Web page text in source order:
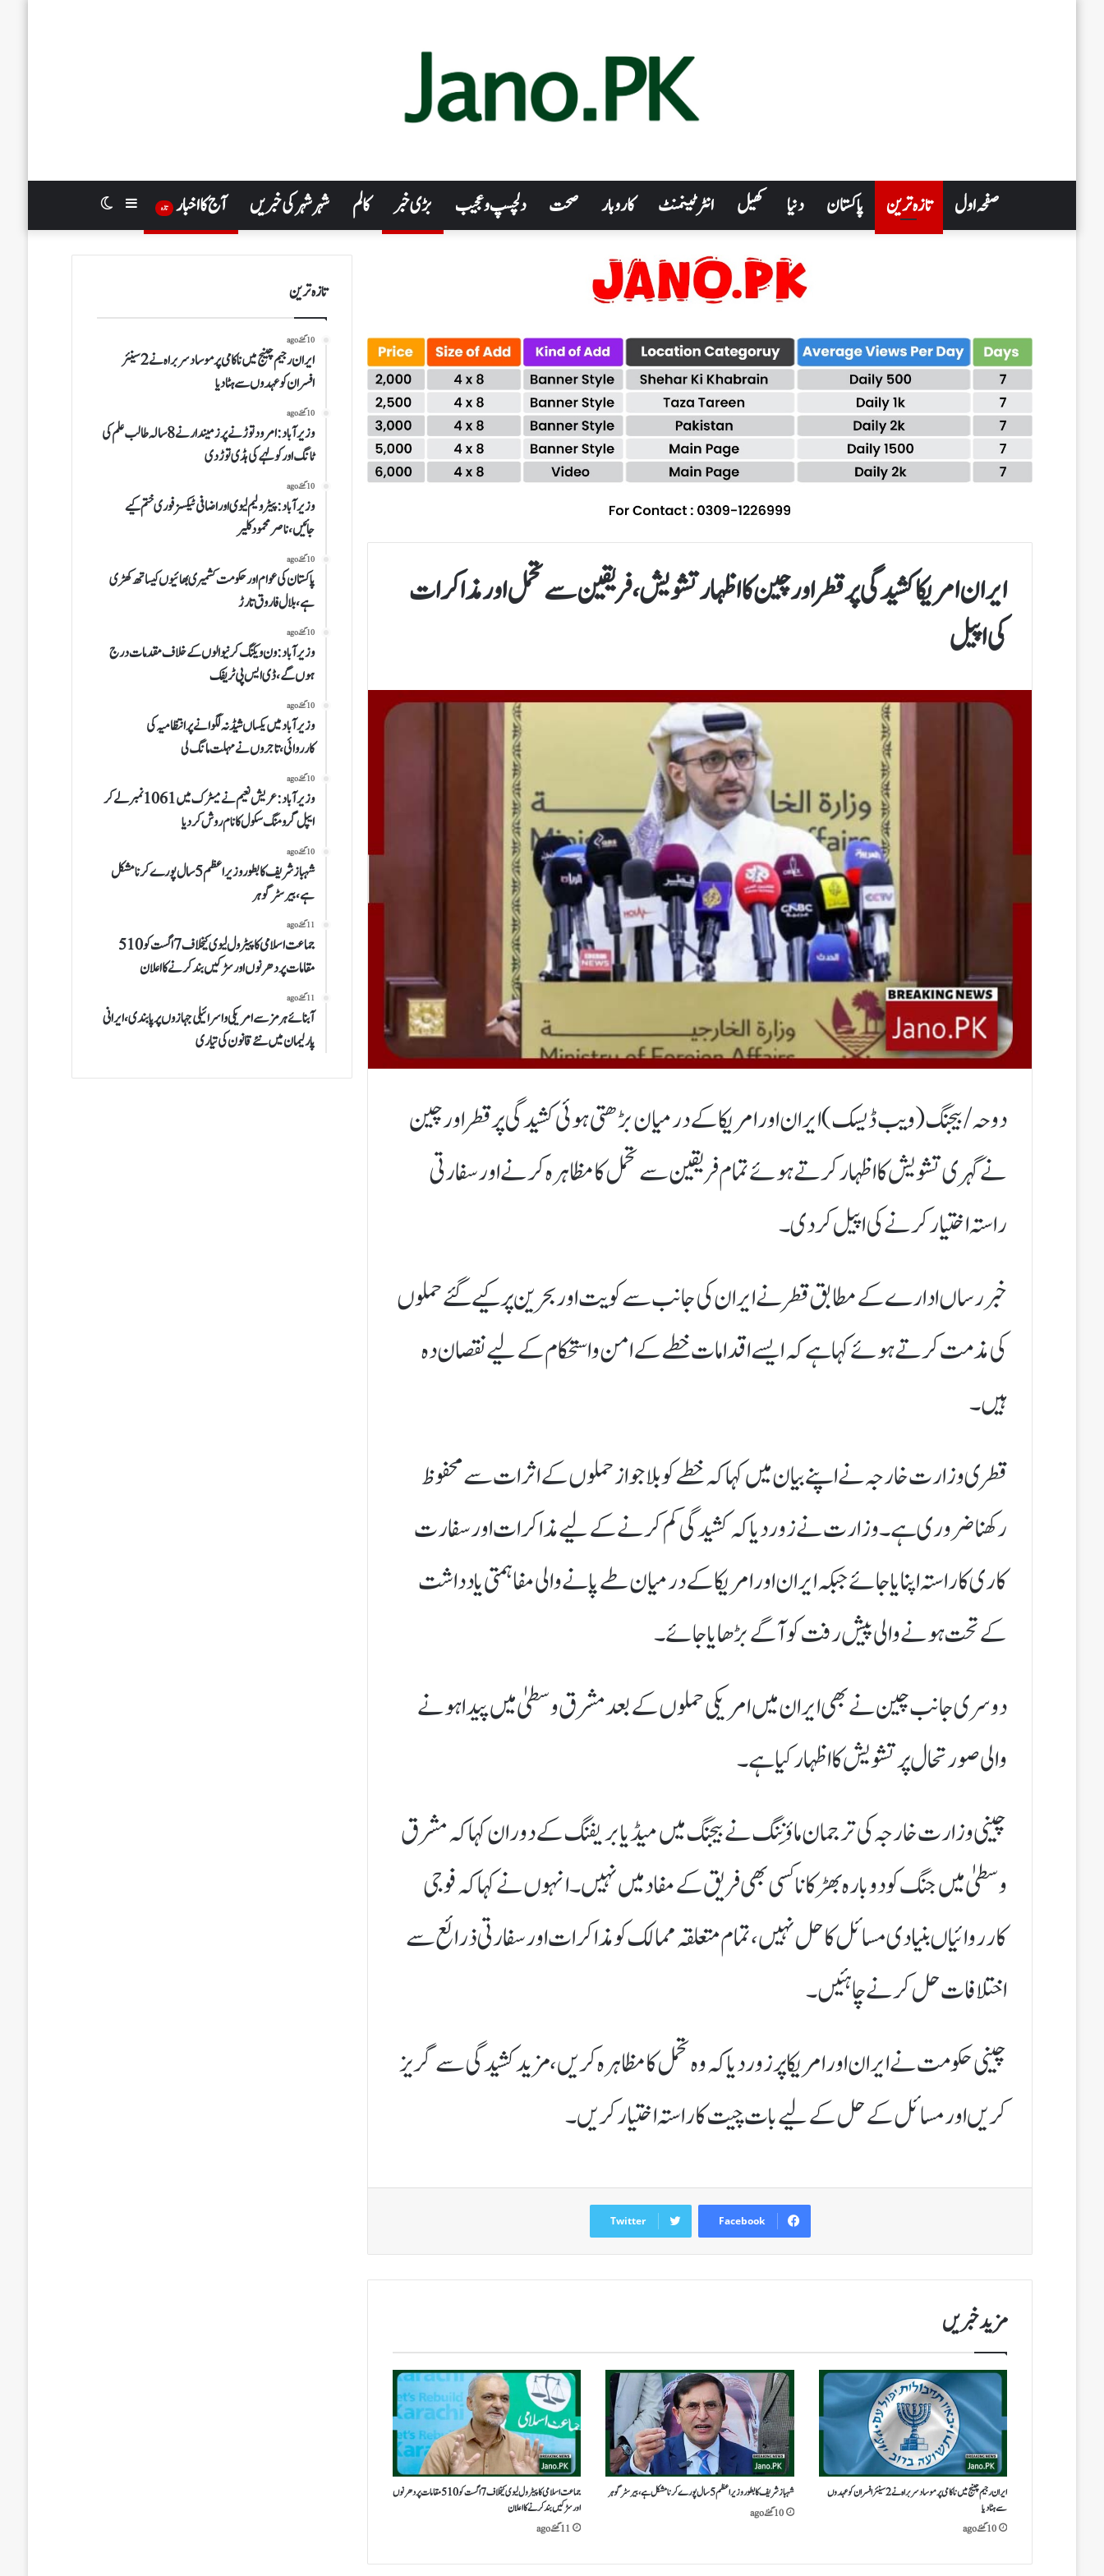
صفحہ اول تازہ ترین پاکستان دنیا کھیل انٹرٹینمنٹ کاروبار صحت دلچسپ و عجیب بڑی خبر کالم شہر شہر کی خبریں آج کا اخبار تازہ Switch
skin
Sidebar
ایران امریکا کشیدگی پر قطر اور چین کا اظہار تشویش، فریقین سے تحمل اور مذاکرات
کی اپیل
دوحہ / بیجنگ(ویب ڈیسک) ایران اور امریکا کے درمیان بڑھتی ہوئی کشیدگی پر قطر اور چین
نے گہری تشویش کا اظہار کرتے ہوئے تمام فریقین سے تحمل کا مظاہرہ کرنے اور سفارتی
راستہ اختیار کرنے کی اپیل کر دی۔
خبر رساں ادارے کے مطابق قطر نے ایران کی جانب سے کویت اور بحرین پر کیے گئے حملوں
کی مذمت کرتے ہوئے کہا ہے کہ ایسے اقدامات خطے کے امن و استحکام کے لیے نقصان دہ
ہیں۔
قطری وزارت خارجہ نے اپنے بیان میں کہا کہ خطے کو بلاجواز حملوں کے اثرات سے محفوظ
رکھنا ضروری ہے۔ وزارت نے زور دیا کہ کشیدگی کم کرنے کے لیے مذاکرات اور سفارت
کاری کا راستہ اپنایا جائے جبکہ ایران اور امریکا کے درمیان طے پانے والی مفاہمتی یادداشت
کے تحت ہونے والی پیش رفت کو آگے بڑھایا جائے۔
دوسری جانب چین نے بھی ایران میں امریکی حملوں کے بعد مشرق وسطیٰ میں پیدا ہونے
والی صورتحال پر تشویش کا اظہار کیا ہے۔
چینی وزارت خارجہ کی ترجمان ماؤ نِنگ نے بیجنگ میں میڈیا بریفنگ کے دوران کہا کہ مشرق
وسطیٰ میں جنگ کو دوبارہ بھڑکانا کسی بھی فریق کے مفاد میں نہیں۔ انہوں نے کہا کہ فوجی
کارروائیاں بنیادی مسائل کا حل نہیں، تمام متعلقہ ممالک کو مذاکرات اور سفارتی ذرائع سے
اختلافات حل کرنے چاہئیں۔
چینی حکومت نے ایران اور امریکا پر زور دیا کہ وہ تحمل کا مظاہرہ کریں، مزید کشیدگی سے گریز
کریں اور مسائل کے حل کے لیے بات چیت کا راستہ اختیار کریں۔
Facebook
Twitter
مزید خبریں
ایران رجیم چینج میں ناکامی پر موساد سربراہ نے 2 سینئر افسران کو عہدوں
سے ہٹا دیا
10 گھنٹے ago
شہباز شریف کا بطور وزیراعظم 5 سال پورے کرنا مشکل ہے،بیرسٹر گوہر
10 گھنٹے ago
جماعت اسلامی کا پیٹرول لیوی کیخلاف 7 اگست کو 510 مقامات پر دھرنوں
اور سڑکیں بند کرنے کا اعلان
11 گھنٹے ago
تازہ ترین
10 گھنٹے ago
ایران رجیم چینج میں ناکامی پر موساد سربراہ نے 2 سینئر
افسران کو عہدوں سے ہٹا دیا
10 گھنٹے ago
وزیرآباد:امرود توڑنے پر زمیندار نے 8 سالہ طالب علم کی
ٹانگ اور کولہے کی ہڈی توڑ دی
10 گھنٹے ago
وزیرآباد:پیٹرولیم لیوی اوراضافی ٹیکسز فوری ختم کیے
جائیں،ناصر محمود کلیر
10 گھنٹے ago
پاکستان کی عوام اور حکومت کشمیری بھائیوں کیساتھ کھڑی
ہے،بلال فاروق تارڑ
10 گھنٹے ago
وزیرآباد:ون ویلنگ کرنیوالوں کے خلاف مقدمات درج
ہوں گے،ڈی ایس پی ٹریفک
10 گھنٹے ago
وزیرآباد میں یکساں شیڈ نہ لگوانے پر انتظامیہ کی
کارروائی،تاجروں نے مہلت مانگ لی
10 گھنٹے ago
وزیرآباد:عریش نعیم نے میٹرک میں 1061نمبرلے کر
ایپل گرومنگ سکول کا نام روش کردیا
10 گھنٹے ago
شہباز شریف کا بطور وزیراعظم 5 سال پورے کرنا مشکل
ہے،بیرسٹر گوہر
11 گھنٹے ago
جماعت اسلامی کا پیٹرول لیوی کیخلاف 7 اگست کو 510
مقامات پر دھرنوں اور سڑکیں بند کرنے کا اعلان
11 گھنٹے ago
آبنائے ہرمز سے امریکی و اسرائیلی جہازوں پر پابندی،ایرانی
پارلیمان میں نئے قانون کی تیاری